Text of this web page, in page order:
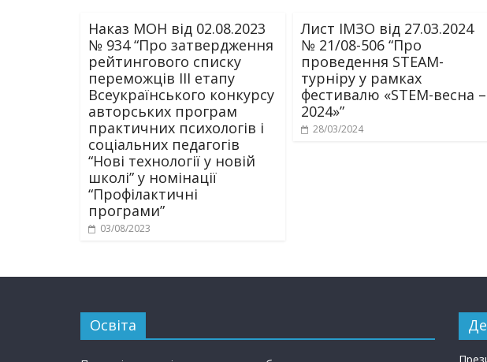
Наказ МОН від 02.08.2023
№ 934 “Про затвердження
рейтингового списку
переможців ІІІ етапу
Всеукраїнського конкурсу
авторських програм
практичних психологів і
соціальних педагогів
“Нові технології у новій
школі” у номінації
“Профілактичні
програми”
03/08/2023
Лист ІМЗО від 27.03.2024
№ 21/08-506 “Про
проведення STEAM-
турніру у рамках
фестивалю «STEM-весна –
2024»”
28/03/2024
Освіта